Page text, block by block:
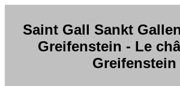
Saint Gall Sankt
Greifenstein - Le
Greifenstein